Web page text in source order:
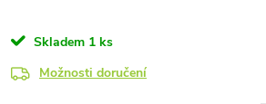
Skladem 1 ks
Možnosti doručení